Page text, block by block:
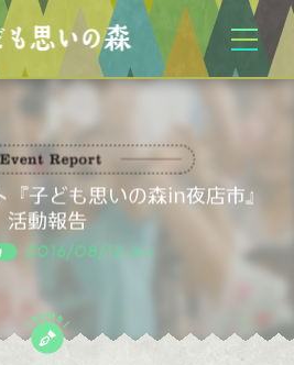
子ども思いの森in夜店市』
活動報告
2016/08/12 (Fri)